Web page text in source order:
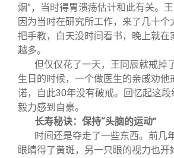
烟”，当时得胃溃疡估计和此有关。
因为当时在研究所工作，来了几十个
把手教，白天没时间看书，晚上就在
越多。
但仅仅花了一天，王同辰就戒掉
生日的时候，一个做医生的亲戚劝他
诺，自此30年没有破戒。回忆起这
毅力感到自豪。
长寿秘诀：保持“头脑的运动”
时间还是夺走了一些东西。前几
眼睛得了黄斑，另一只眼的视力也开